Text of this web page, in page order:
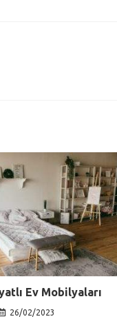
Ev Mobilyaları
26/02/2023